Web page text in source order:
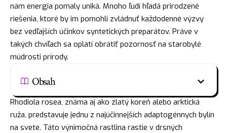
nám energia pomaly uniká. Mnoho ľudí hľadá prirodzené
riešenia, ktoré by im pomohli zvládnuť každodenné výzvy
bez vedľajších účinkov syntetických preparátov. Práve v
takých chvíľach sa oplatí obrátiť pozornosť na starobylé
múdrosti prírody.
Obsah
Rhodiola rosea, známa aj ako zlatý koreň alebo arktická
ruža, predstavuje jednu z najúčinnejších adaptogénnych bylín
na svete. Táto výnimočná rastlina rastie v drsných